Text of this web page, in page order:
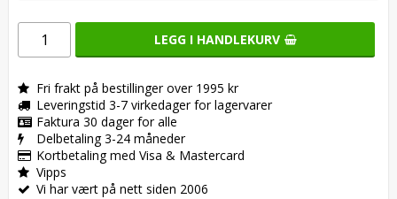
LEGG I HANDLEKURV
Fri frakt på bestillinger over 1995 kr
Leveringstid 3-7 virkedager for lagervarer
Faktura 30 dager for alle
Delbetaling 3-24 måneder
Kortbetaling med Visa & Mastercard
Vipps
Vi har vært på nett siden 2006